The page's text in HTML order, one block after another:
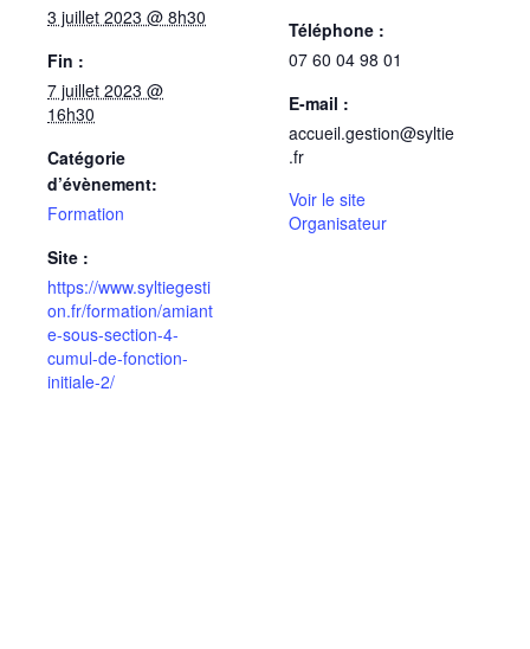
3 juillet 2023 @ 8h30
Fin :
7 juillet 2023 @
16h30
Catégorie
d’évènement:
Formation
Site :
https://www.syltiegesti
on.fr/formation/amiant
e-sous-section-4-
cumul-de-fonction-
initiale-2/
Téléphone :
07 60 04 98 01
E-mail :
accueil.gestion@syltie
.fr
Voir le site
Organisateur